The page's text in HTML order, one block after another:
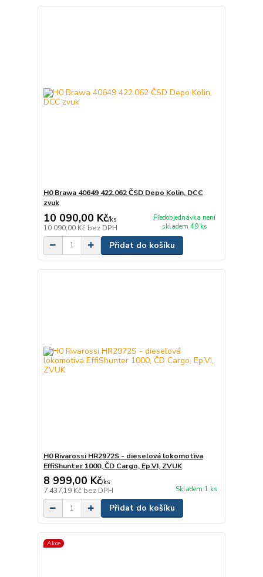
H0 Brawa 40649 422.062 ČSD Depo Kolin, DCC
zvuk
10 090,00 Kč/ks
10 090,00 Kč bez DPH
Předobjednávka není
skladem 49 ks
Přidat do košíku
H0 Rivarossi HR2972S - dieselová lokomotiva
EffiShunter 1000, ČD Cargo, Ep.VI, ZVUK
8 999,00 Kč/ks
7 437,19 Kč bez DPH Skladem 1 ks
Přidat do košíku
Akce